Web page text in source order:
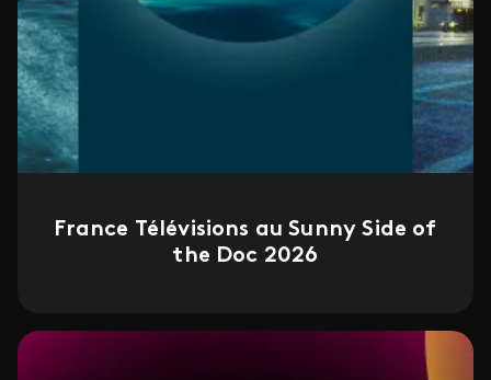
France Télévisions au Sunny Side of
the Doc 2026